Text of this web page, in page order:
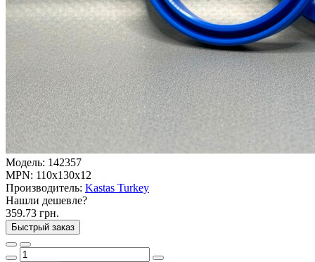
Модель: 142357
MPN: 110x130x12
Производитель: Kastas Turkey
Нашли дешевле?
359.73 грн.
Быстрый заказ